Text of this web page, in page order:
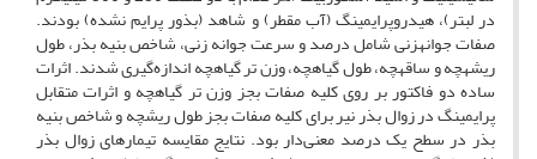
در لبتر)، هیدروپرایمینگ (آب مقطر) و شاهد (بذور پرایم نشده) بودند.
صفات جوانه­زنی شامل درصد و سرعت جوانه زنی، شاخص بنیه بذر، طول
ریشه­چه و ساقه­چه، طول گیاهچه، وزن تر گیاهچه اندازه‌گیری شدند. اثرات
ساده دو فاکتور بر روی کلیه صفات بجز وزن تر گیاهچه و اثرات متقابل
پرایمینگ در زوال بذر نیر برای کلیه صفات بجز طول ریشچه و شاخص بنیه
بذر در سطح یک درصد معنی‌دار بود. نتایج مقایسه تیمارهای زوال بذر